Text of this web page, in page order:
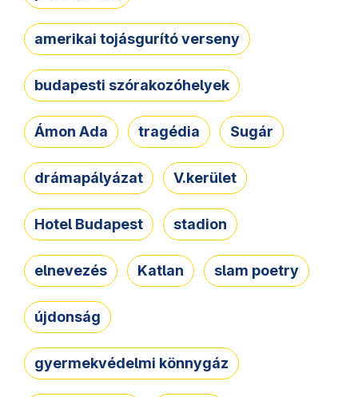
amerikai tojásgurító verseny
budapesti szórakozóhelyek
Ámon Ada tragédia Sugár
drámapályázat V.kerület
Hotel Budapest stadion
elnevezés Katlan slam poetry
újdonság
gyermekvédelmi könnygáz